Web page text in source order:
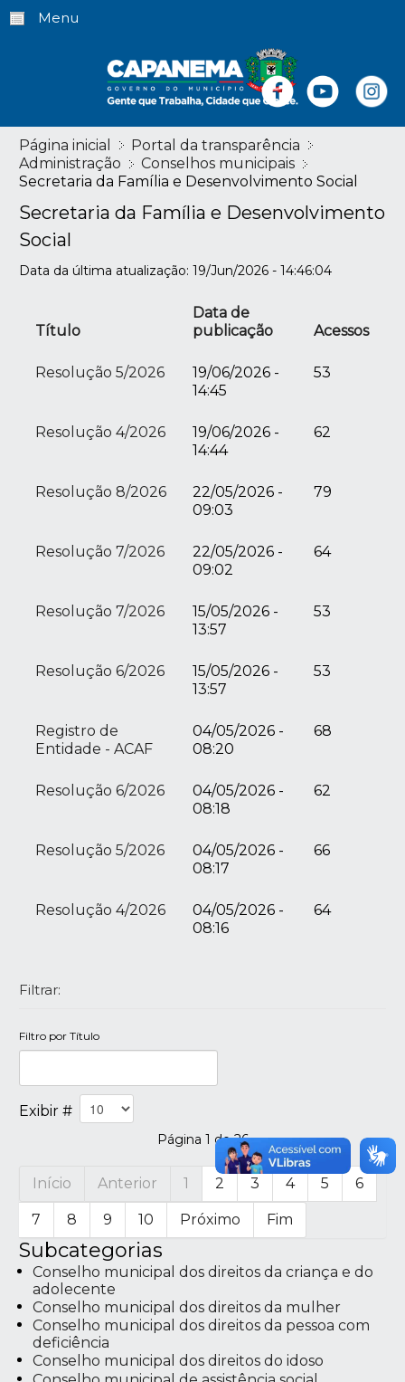
Menu
Página inicial
Portal da transparência
Administração
Conselhos municipais
Secretaria da Família e Desenvolvimento Social
Secretaria da Família e Desenvolvimento
Social
Data da última atualização: 19/Jun/2026 - 14:46:04
Título
Data de
publicação
Acessos
Resolução 5/2026
19/06/2026 -
14:45
53
Resolução 4/2026
19/06/2026 -
14:44
62
Resolução 8/2026
22/05/2026 -
09:03
79
Resolução 7/2026
22/05/2026 -
09:02
64
Resolução 7/2026
15/05/2026 -
13:57
53
Resolução 6/2026
15/05/2026 -
13:57
53
Registro de
Entidade - ACAF
04/05/2026 -
08:20
68
Resolução 6/2026
04/05/2026 -
08:18
62
Resolução 5/2026
04/05/2026 -
08:17
66
Resolução 4/2026
04/05/2026 -
08:16
64
Filtrar:
Filtro por Título
Exibir #
Página 1 de 26
Início Anterior 1 2 3 4 5 6
7 8 9 10 Próximo Fim
Subcategorias
Conselho municipal dos direitos da criança e do
adolecente
Conselho municipal dos direitos da mulher
Conselho municipal dos direitos da pessoa com
deficiência
Conselho municipal dos direitos do idoso